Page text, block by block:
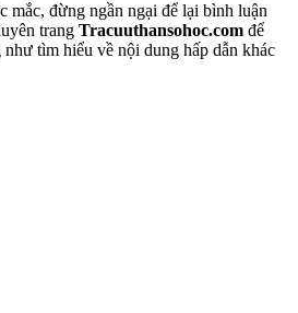
mắc, đừng ngần ngại để lại bình luận
trang Tracuuthansohoc.com để
tìm hiểu về nội dung hấp dẫn khác